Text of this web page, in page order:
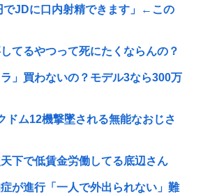
でJDに口内射精できます」←この
てるやつって死にたくならんの？
」買わないの？モデル3なら300万
ドム12機撃墜される無能なおじさ
下で低賃金労働してる底辺さん
が進行「一人で外出られない」難